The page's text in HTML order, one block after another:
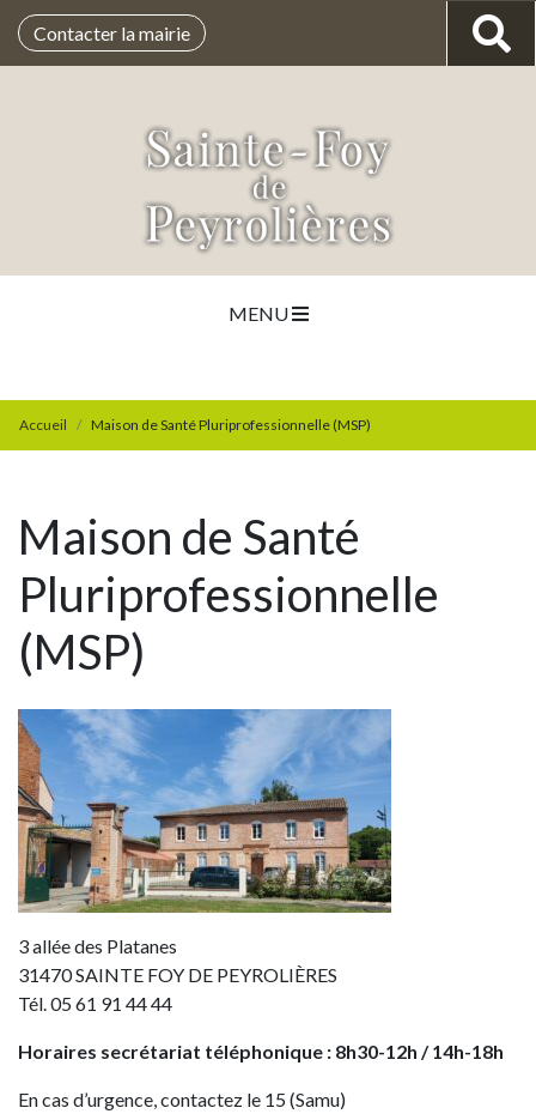
Contacter la mairie
MENU
Accueil Maison de Santé Pluriprofessionnelle (MSP)
Maison de Santé
Pluriprofessionnelle
(MSP)
3 allée des Platanes
31470SAINTE FOY DE PEYROLIÈRES
Tél. 05 61 91 44 44
Horaires secrétariat téléphonique : 8h30-12h / 14h-18h
En cas d’urgence, contactez le 15 (Samu)